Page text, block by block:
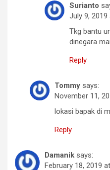
Surianto
July 9, 2019
Tkg bantu
dinegara
Reply
Tommy says:
November 11,
lokasi bapak di
Reply
Damanik says:
February 18, 2019